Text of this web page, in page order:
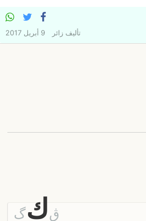
تأليف زائر 9 أبريل 2017
ڨك گ